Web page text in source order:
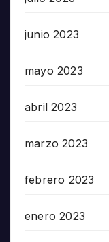
junio 2023
mayo 2023
abril 2023
marzo 2023
febrero 2023
enero 2023